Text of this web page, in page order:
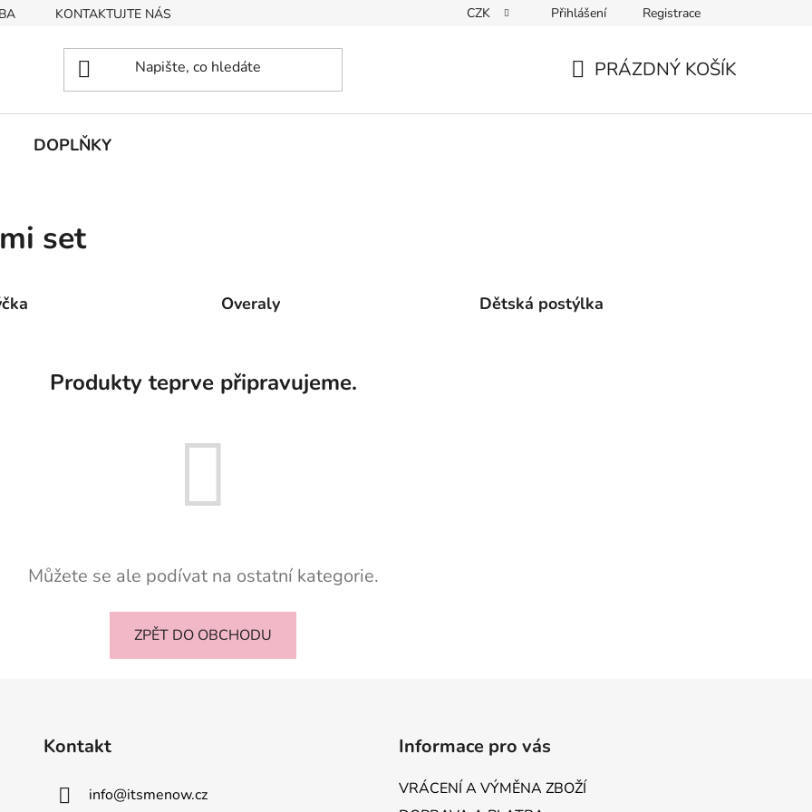
KONTAKTUJTE NÁS Podmínky ochrany osobních údajů
CZK Přihlášení Registrace
PRÁZDNÝ KOŠÍK
DOPLŇKY
set
Overaly Dětská postýlka
Produkty teprve připravujeme.
Můžete se ale podívat na ostatní kategorie.
ZPĚT DO OBCHODU
Kontakt
info@itsmenow.cz
Informace pro vás
VRÁCENÍ A VÝMĚNA ZBOŽÍ